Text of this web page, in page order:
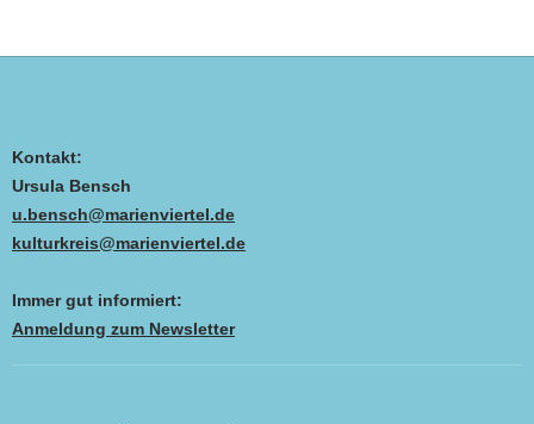
Kontakt:
Ursula Bensch
u.bensch@marienviertel.de
kulturkreis@marienviertel.de
Immer gut informiert:
Anmeldung zum Newsletter